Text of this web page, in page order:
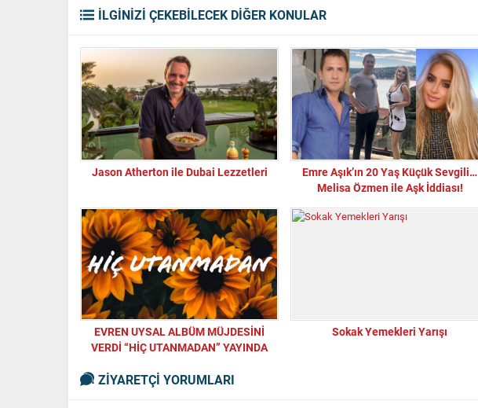
İLGİNİZİ ÇEKEBİLECEK DİĞER KONULAR
Jason Atherton ile Dubai Lezzetleri
Emre Aşık’ın 20 Yaş Küçük Sevgili…
Melisa Özmen ile Aşk İddiası!
EVREN UYSAL ALBÜM MÜJDESİNİ
VERDİ “HİÇ UTANMADAN” YAYINDA
Sokak Yemekleri Yarışı
ZİYARETÇİ YORUMLARI